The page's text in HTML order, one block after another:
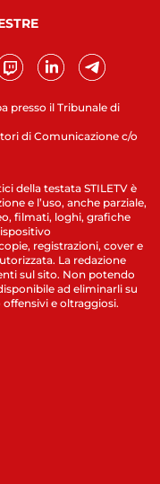
presso il Tribunale di
di Comunicazione c/o
della testata STILETV è
e l’uso, anche parziale,
filmati, loghi, grafiche
registrazioni, cover e
La redazione
sul sito. Non potendo
ad eliminarli su
e oltraggiosi.